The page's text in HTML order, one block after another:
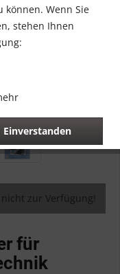
zur Verfügung!
für
können. Wenn Sie
stehen Ihnen
Einverstanden